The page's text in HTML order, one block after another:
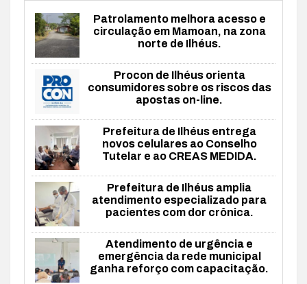
Patrolamento melhora acesso e
circulação em Mamoan, na zona
norte de Ilhéus.
Procon de Ilhéus orienta
consumidores sobre os riscos das
apostas on-line.
Prefeitura de Ilhéus entrega
novos celulares ao Conselho
Tutelar e ao CREAS MEDIDA.
Prefeitura de Ilhéus amplia
atendimento especializado para
pacientes com dor crônica.
Atendimento de urgência e
emergência da rede municipal
ganha reforço com capacitação.